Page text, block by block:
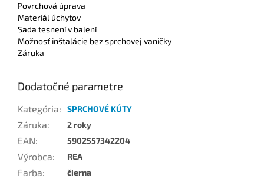
Povrchová úprava
Materiál úchytov
Sada tesnení v balení
Možnosť inštalácie bez sprchovej vaničky
Záruka
Dodatočné parametre
Kategória: SPRCHOVÉ KÚTY
Záruka: 2 roky
EAN: 5902557342204
Výrobca: REA
Farba: čierna